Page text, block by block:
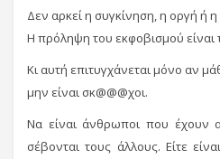
Δεν αρκεί η συγκίνηση, η οργή ή
Η πρόληψη του εκφοβισμού είναι
Κι αυτή επιτυγχάνεται μόνο αν
μην είναι σκ@@@χοι.
Να είναι άνθρωποι που έχουν
σέβονται τους άλλους. Είτε